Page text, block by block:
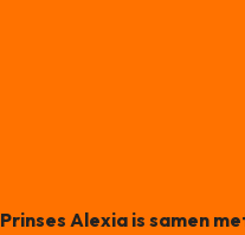
Prinses Alexia is samen